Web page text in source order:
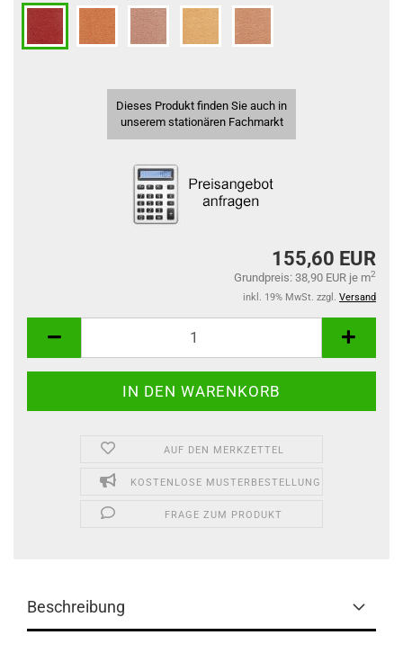
Dieses Produkt finden Sie auch in
unserem stationären Fachmarkt
155,60 EUR
Grundpreis: 38,90 EUR je m2
inkl. 19% MwSt. zzgl. Versand
AUF DEN MERKZETTEL
KOSTENLOSE MUSTERBESTELLUNG
FRAGE ZUM PRODUKT
Beschreibung